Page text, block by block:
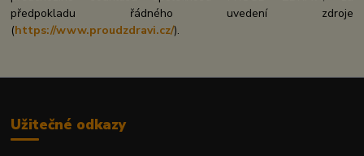
předpokladu řádného uvedení zdroje
(https://www.proudzdravi.cz/).
Užitečné odkazy